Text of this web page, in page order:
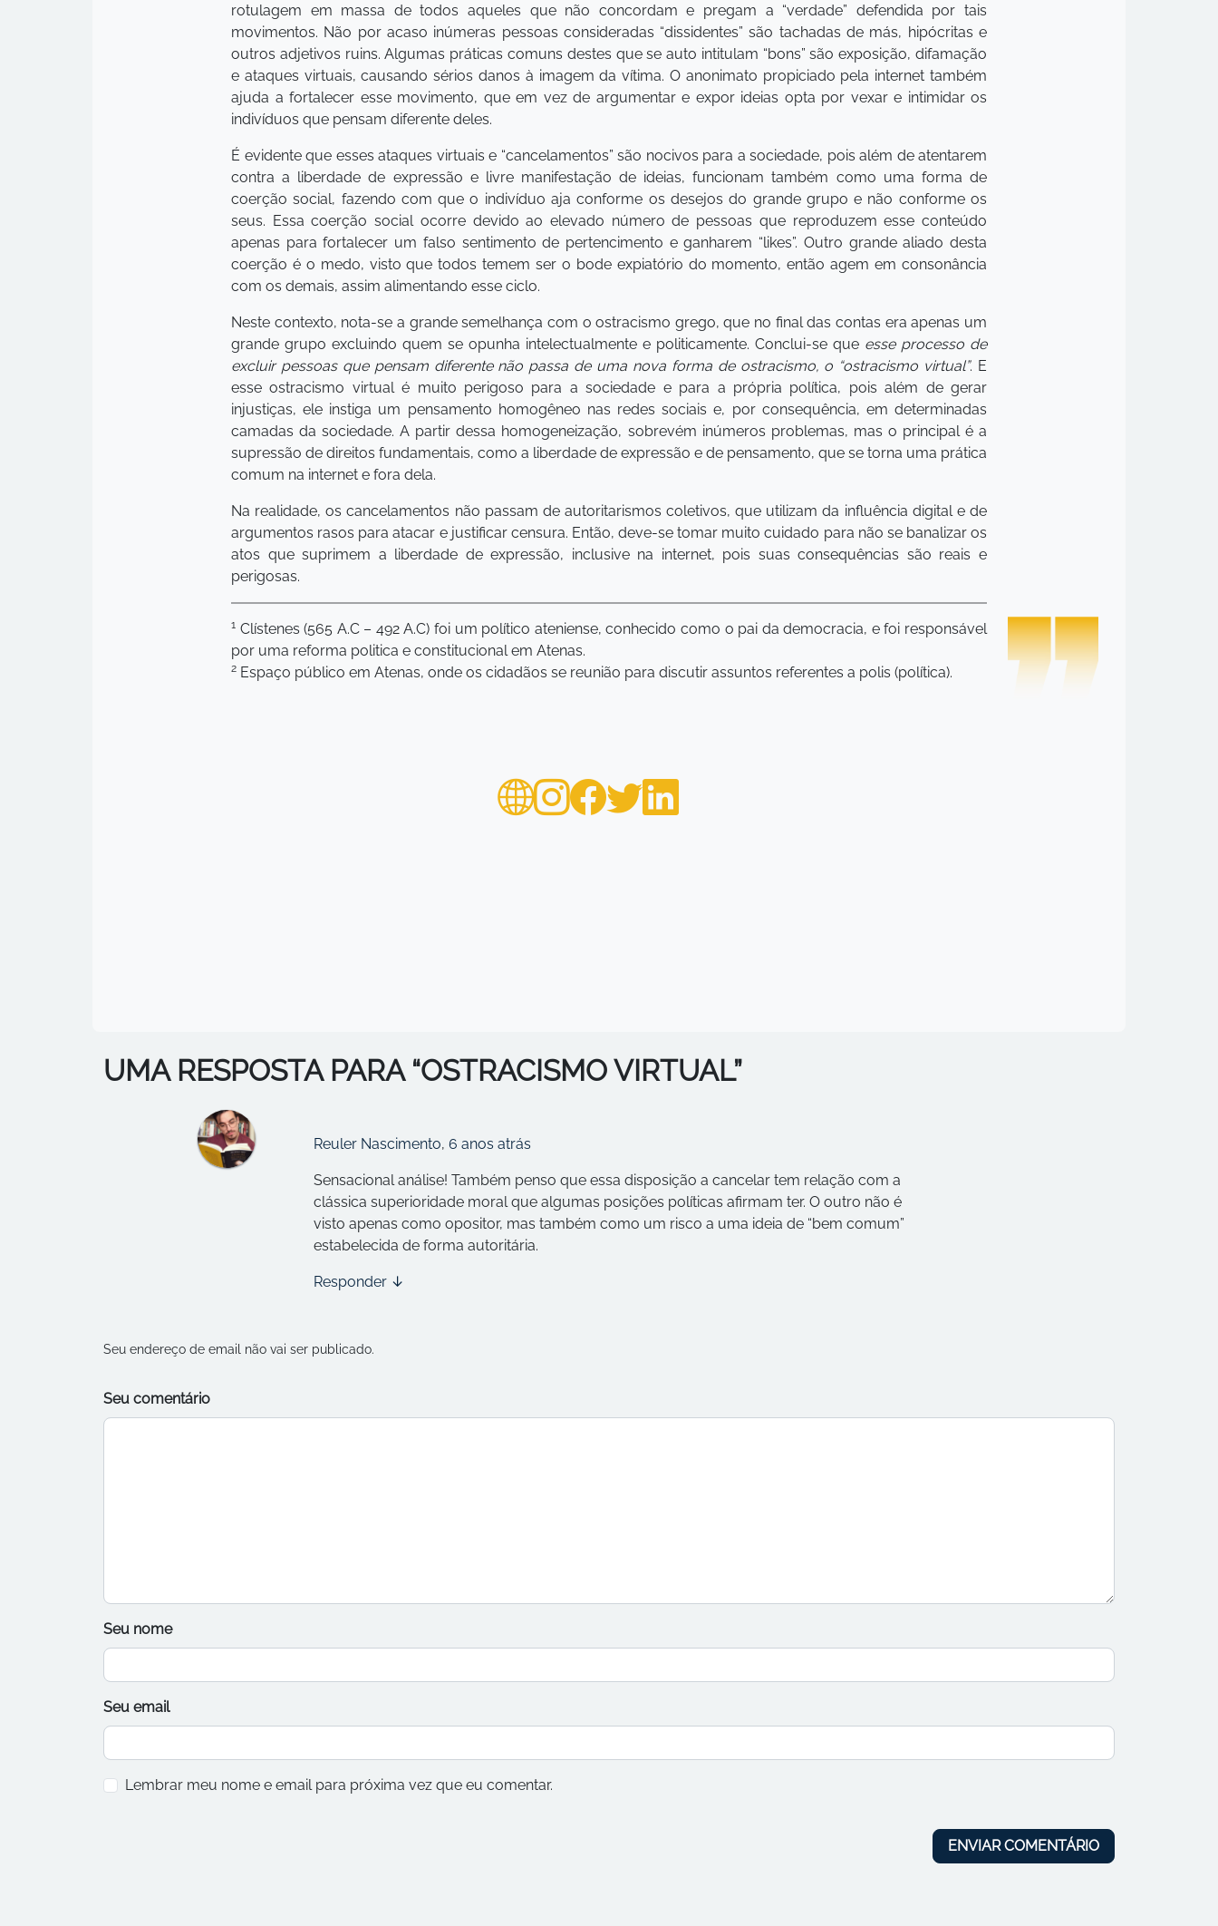
rotulagem em massa de todos aqueles que não concordam e pregam a “verdade” defendida por tais
movimentos. Não por acaso inúmeras pessoas consideradas “dissidentes” são tachadas de más, hipócritas e
outros adjetivos ruins. Algumas práticas comuns destes que se auto intitulam “bons” são exposição, difamação
e ataques virtuais, causando sérios danos à imagem da vítima. O anonimato propiciado pela internet também
ajuda a fortalecer esse movimento, que em vez de argumentar e expor ideias opta por vexar e intimidar os
indivíduos que pensam diferente deles.
É evidente que esses ataques virtuais e “cancelamentos” são nocivos para a sociedade, pois além de atentarem
contra a liberdade de expressão e livre manifestação de ideias, funcionam também como uma forma de
coerção social, fazendo com que o indivíduo aja conforme os desejos do grande grupo e não conforme os
seus. Essa coerção social ocorre devido ao elevado número de pessoas que reproduzem esse conteúdo
apenas para fortalecer um falso sentimento de pertencimento e ganharem “likes”. Outro grande aliado desta
coerção é o medo, visto que todos temem ser o bode expiatório do momento, então agem em consonância
com os demais, assim alimentando esse ciclo.
Neste contexto, nota-se a grande semelhança com o ostracismo grego, que no final das contas era apenas um
grande grupo excluindo quem se opunha intelectualmente e politicamente. Conclui-se que esse processo de
excluir pessoas que pensam diferente não passa de uma nova forma de ostracismo, o “ostracismo virtual”. E
esse ostracismo virtual é muito perigoso para a sociedade e para a própria política, pois além de gerar
injustiças, ele instiga um pensamento homogêneo nas redes sociais e, por consequência, em determinadas
camadas da sociedade. A partir dessa homogeneização, sobrevém inúmeros problemas, mas o principal é a
supressão de direitos fundamentais, como a liberdade de expressão e de pensamento, que se torna uma prática
comum na internet e fora dela.
Na realidade, os cancelamentos não passam de autoritarismos coletivos, que utilizam da influência digital e de
argumentos rasos para atacar e justificar censura. Então, deve-se tomar muito cuidado para não se banalizar os
atos que suprimem a liberdade de expressão, inclusive na internet, pois suas consequências são reais e
perigosas.
1 Clístenes (565 A.C – 492 A.C) foi um político ateniense, conhecido como o pai da democracia, e foi responsável
por uma reforma politica e constitucional em Atenas.
2 Espaço público em Atenas, onde os cidadãos se reunião para discutir assuntos referentes a polis (política).
UMA RESPOSTA PARA “OSTRACISMO VIRTUAL”
Reuler Nascimento, 6 anos atrás
Sensacional análise! Também penso que essa disposição a cancelar tem relação com a
clássica superioridade moral que algumas posições políticas afirmam ter. O outro não é
visto apenas como opositor, mas também como um risco a uma ideia de “bem comum”
estabelecida de forma autoritária.
Responder ↓
Seu endereço de email não vai ser publicado.
Seu comentário
Seu nome
Seu email
Lembrar meu nome e email para próxima vez que eu comentar.